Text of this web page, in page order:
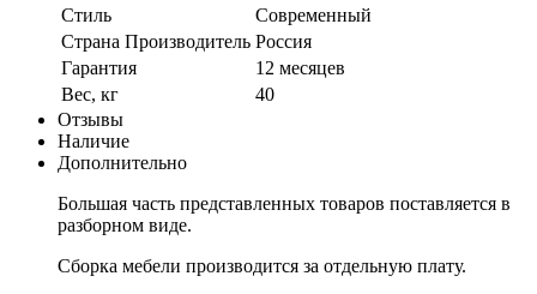
Стиль
Современный
Страна Производитель Россия
Гарантия
12 месяцев
Вес, кг
40
Отзывы
Наличие
Дополнительно
Большая часть представленных товаров поставляется в
разборном виде.
Сборка мебели производится за отдельную плату.